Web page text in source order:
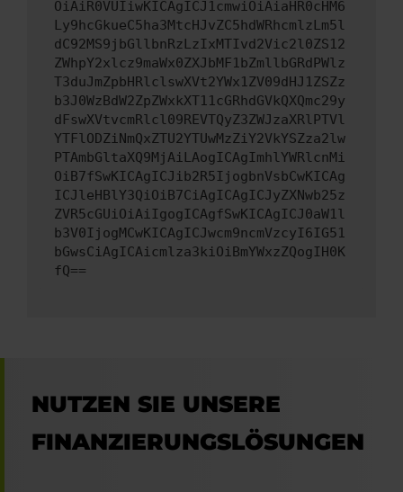
OiAiR0VUIiwKICAgICJ1cmwiOiAiaHR0cHM6
Ly9hcGkueC5ha3MtcHJvZC5hdWRhcmlzLm5l
dC92MS9jbGllbnRzLzIxMTIvd2Vic2l0ZS12
ZWhpY2xlcz9maWx0ZXJbMF1bZmllbGRdPWlz
T3duJmZpbHRlclswXVt2YWx1ZV09dHJ1ZSZz
b3J0WzBdW2ZpZWxkXT11cGRhdGVkQXQmc29y
dFswXVtvcmRlcl09REVTQyZ3ZWJzaXRlPTVl
YTFlODZiNmQxZTU2YTUwMzZiY2VkYSZza2lw
PTAmbGltaXQ9MjAiLAogICAgImhlYWRlcnMi
OiB7fSwKICAgICJib2R5IjogbnVsbCwKICAg
ICJleHBlY3QiOiB7CiAgICAgICJyZXNwb25z
ZVR5cGUiOiAiIgogICAgfSwKICAgICJ0aW1l
b3V0IjogMCwKICAgICJwcm9ncmVzcyI6IG51
bGwsCiAgICAicmlza3kiOiBmYWxzZQogIH0K
fQ==
NUTZEN SIE UNSERE
FINANZIERUNGSLÖSUNGEN